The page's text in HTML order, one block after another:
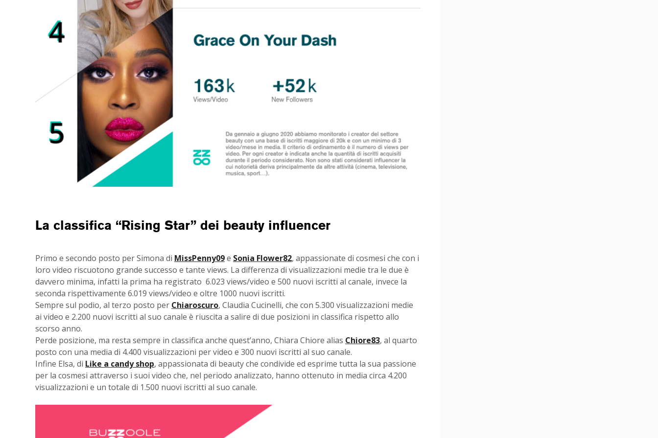
La classifica “Rising Star” dei beauty influencer
Primo e secondo posto per Simona di MissPenny09e Sonia Flower82, appassionate di cosmesi che con i
loro video riscuotono grande successo e tante views. La differenza di visualizzazioni medie tra le due è
davvero minima, infatti la prima ha registrato 6.023 views/video e 500 nuovi iscritti al canale, invece la
seconda rispettivamente 6.019 views/video e oltre 1000 nuovi iscritti.
Sempre sul podio, al terzo posto per Chiaroscuro, Claudia Cucinelli, che con 5.300 visualizzazioni medie
ai video e 2.200 nuovi iscritti al suo canale è riuscita a salire di due posizioni in classifica rispetto allo
scorso anno.
Perde posizione, ma resta sempre in classifica anche quest’anno, Chiara Chiore alias Chiore83, al quarto
posto con una media di 4.400 visualizzazioni per video e 300 nuovi iscritti al suo canale.
Infine Elsa, di Like a candy shop, appassionata di beauty che condivide ed esprime tutta la sua passione
per la cosmesi attraverso i suoi video che, nel periodo analizzato, hanno ottenuto in media circa 4.200
visualizzazioni e un totale di 1.500 nuovi iscritti al suo canale.